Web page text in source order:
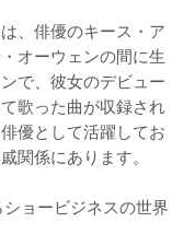
、俳優のキース・ア
オーウェンの間に生
で、彼女のデビュー
歌った曲が収録され
優として活躍してお
関係にあります。
ョービジネスの世界